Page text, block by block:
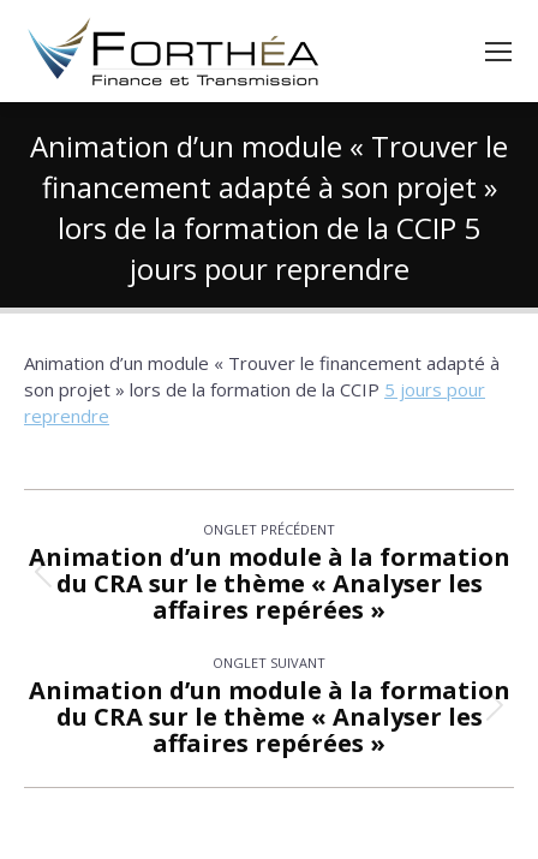
Animation d’un module « Trouver le
financement adapté à son projet »
lors de la formation de la CCIP 5
jours pour reprendre
Vous êtes ici :
Animation d’un module « Trouver le financement adapté à
son projet » lors de la formation de la CCIP 5 jours pour
reprendre
de
commentaire
ONGLET PRÉCÉDENT
Onglet
précédent
Animation d’un module à la formation
du CRA sur le thème « Analyser les
affaires repérées »
ONGLET SUIVANT
Onglet
suivant
Animation d’un module à la formation
du CRA sur le thème « Analyser les
affaires repérées »